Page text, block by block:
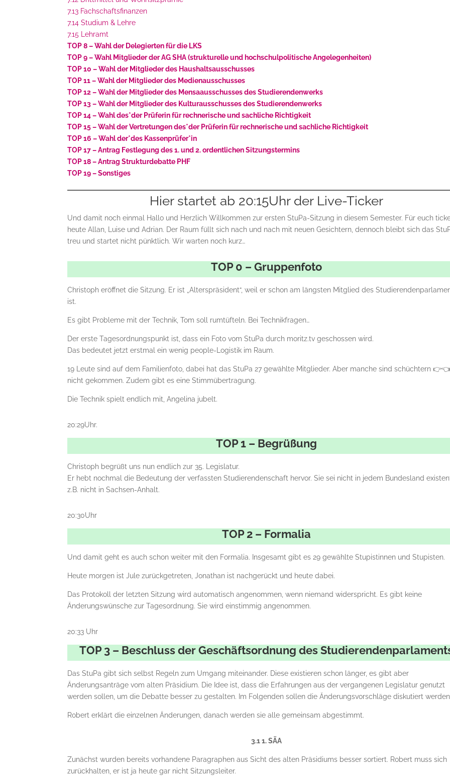
7.13 Fachschaftsfinanzen
7.14 Studium & Lehre
7.15 Lehramt
TOP 8 – Wahl der Delegierten für die LKS
TOP 9 – Wahl Mitglieder der AG SHA (strukturelle und hochschulpolitische Angelegenheiten)
TOP 10 – Wahl der Mitglieder des Haushaltsausschusses
TOP 11 – Wahl der Mitglieder des Medienausschusses
TOP 12 – Wahl der Mitglieder des Mensaausschusses des Studierendenwerks
TOP 13 – Wahl der Mitglieder des Kulturausschusses des Studierendenwerks
TOP 14 – Wahl des*der Prüferin für rechnerische und sachliche Richtigkeit
TOP 15 – Wahl der Vertretungen des*der Prüferin für rechnerische und sachliche Richtigkeit
TOP 16 – Wahl der*des Kassenprüfer*in
TOP 17 – Antrag Festlegung des 1. und 2. ordentlichen Sitzungstermins
TOP 18 – Antrag Strukturdebatte PHF
TOP 19 – Sonstiges
Hier startet ab 20:15Uhr der Live-Ticker
Und damit noch einmal Hallo und Herzlich Willkommen zur ersten StuPa-Sitzung in diesem Semester. Für euch
heute Allan, Luise und Adrian. Der Raum füllt sich nach und nach mit neuen Gesichtern, dennoch bleibt sich das
treu und startet nicht pünktlich. Wir warten noch kurz…
TOP 0 – Gruppenfoto
Christoph eröffnet die Sitzung. Er ist „Alterspräsident“, weil er schon am längsten Mitglied des
ist.
Es gibt Probleme mit der Technik, Tom soll rumtüfteln. Bei Technikfragen…
Der erste Tagesordnungspunkt ist, dass ein Foto vom StuPa durch moritz.tv geschossen wird.
Das bedeutet jetzt erstmal ein wenig people-Logistik im Raum.
19 Leute sind auf dem Familienfoto, dabei hat das StuPa 27 gewählte Mitglieder. Aber manche sind schüchtern
nicht gekommen. Zudem gibt es eine Stimmübertragung.
Die Technik spielt endlich mit, Angelina jubelt.
20:29Uhr.
TOP 1 – Begrüßung
Christoph begrüßt uns nun endlich zur 35. Legislatur.
Er hebt nochmal die Bedeutung der verfassten Studierendenschaft hervor. Sie sei nicht in jedem Bundesland
z.B. nicht in Sachsen-Anhalt.
20:30Uhr
TOP 2 – Formalia
Und damit geht es auch schon weiter mit den Formalia. Insgesamt gibt es 29 gewählte Stupistinnen und Stupisten.
Heute morgen ist Jule zurückgetreten, Jonathan ist nachgerückt und heute dabei.
Das Protokoll der letzten Sitzung wird automatisch angenommen, wenn niemand widerspricht. Es gibt keine
Änderungswünsche zur Tagesordnung. Sie wird einstimmig angenommen.
20:33 Uhr
TOP 3 – Beschluss der Geschäftsordnung des
Das StuPa gibt sich selbst Regeln zum Umgang miteinander. Diese existieren schon länger, es gibt aber
Änderungsanträge vom alten Präsidium. Die Idee ist, dass die Erfahrungen aus der vergangenen Legislatur genutzt
werden sollen, um die Debatte besser zu gestalten. Im Folgenden sollen die Änderungsvorschläge diskutiert
Robert erklärt die einzelnen Änderungen, danach werden sie alle gemeinsam abgestimmt.
3.1 1. SÄA
Zunächst wurden bereits vorhandene Paragraphen aus Sicht des alten Präsidiums besser sortiert. Robert muss sich
zurückhalten, er ist ja heute gar nicht Sitzungsleiter.